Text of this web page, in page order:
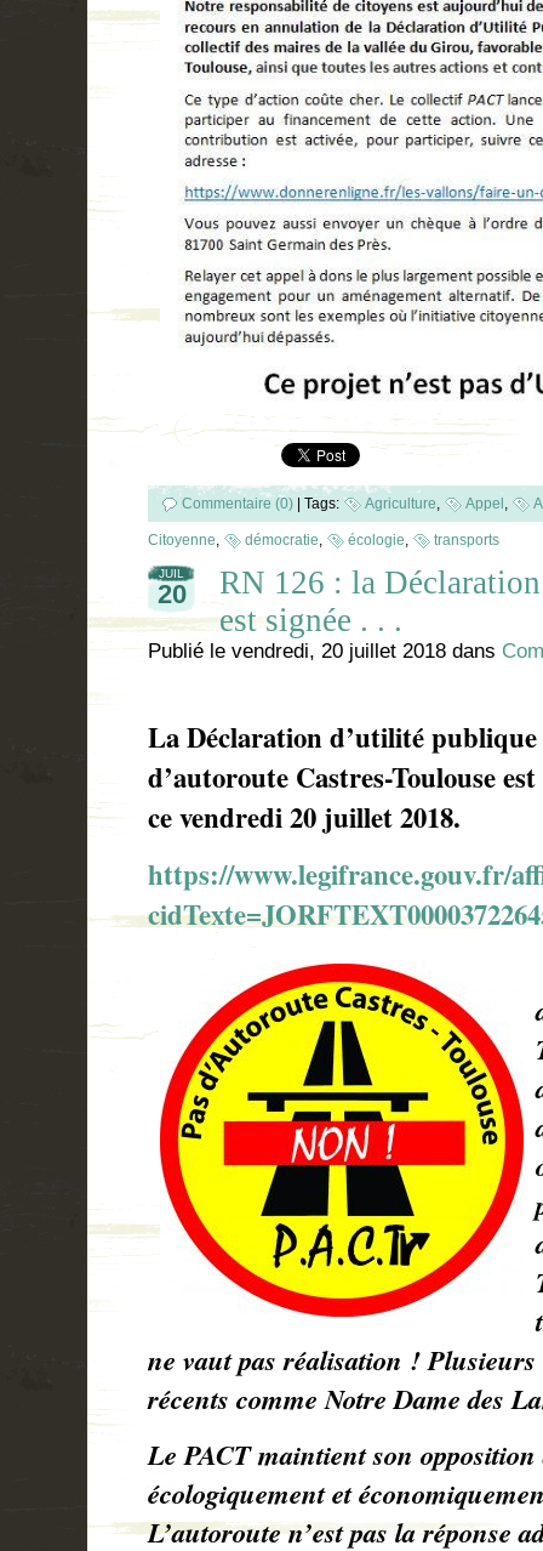
Commentaire (0) | Tags: Agriculture Appel
Citoyenne démocratie écologie transports
JUIL
20
RN 126 : la
est signée . . .
Publié le vendredi, 20 juillet 2018 dans
La Déclaration d’utilité
d’autoroute Castres-Toulouse
ce vendredi 20 juillet 2018.
https://www.legifrance.gouv.fr/
ne vaut pas réalisation !
récents comme Notre Dame des
Le PACT maintient son
écologiquement et
L’autoroute n’est pas la réponse